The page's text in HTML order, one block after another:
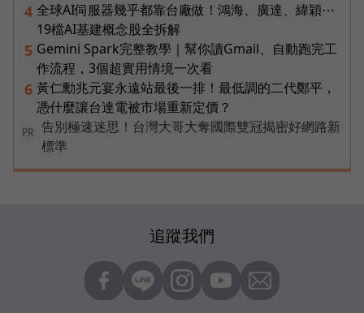
4 全球AI伺服器幾乎都靠台廠做！鴻海、廣達、緯穎⋯
19檔AI基建概念股全拆解
5 Gemini Spark完整教學｜幫你讀Gmail、自動跑完工
作流程，3個超實用情境一次看
6 黃仁勳兆元宴永遠站最後一排！最低調的二代鄭平，
憑什麼讓台達電被市場重新定價？
PR
告別極速迷思！台灣大哥大奪國際雙冠揭密好網路新
標準
追蹤我們